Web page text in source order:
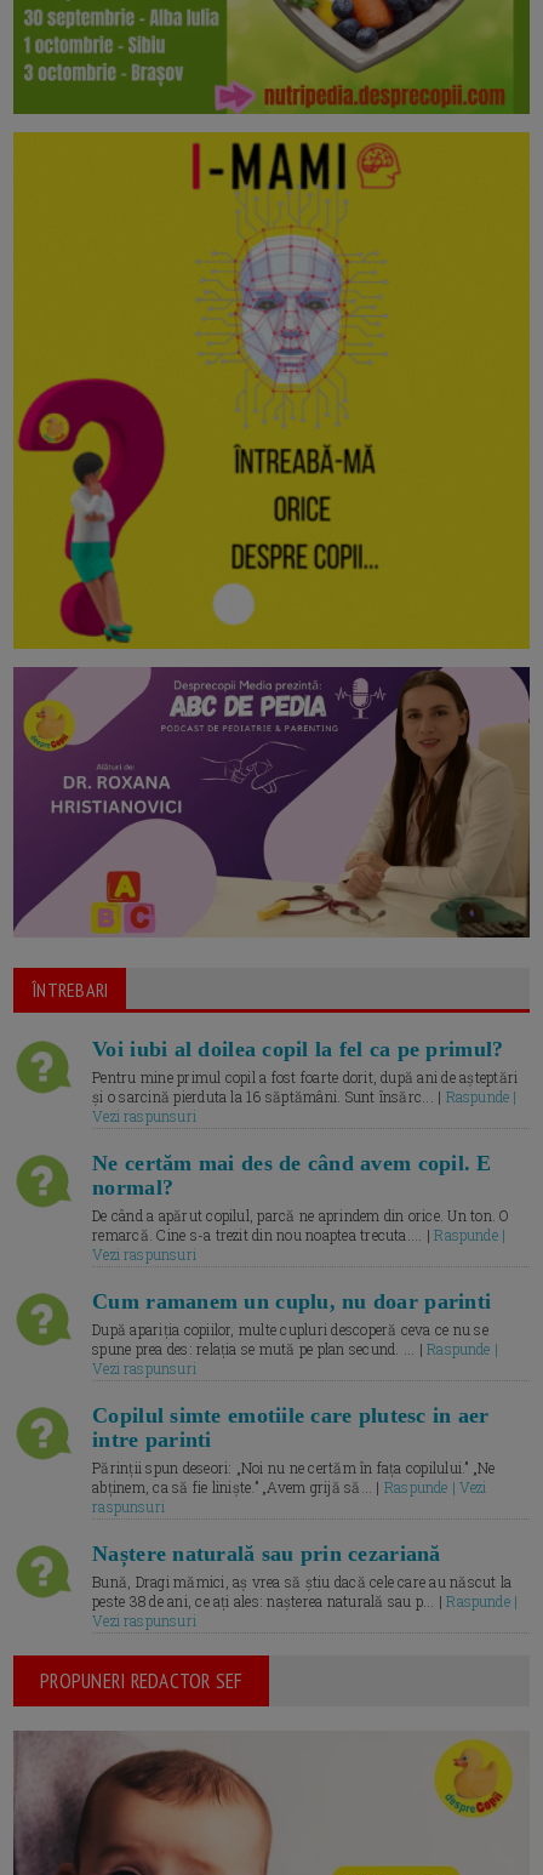
ÎNTREBARI
Voi iubi al doilea copil la fel ca pe primul?
Pentru mine primul copil a fost foarte dorit, după ani de așteptări
și o sarcină pierduta la 16 săptămâni. Sunt însărc... | Raspunde |
Vezi raspunsuri
Ne certăm mai des de când avem copil. E
normal?
De când a apărut copilul, parcă ne aprindem din orice. Un ton. O
remarcă. Cine s-a trezit din nou noaptea trecuta.... |Raspunde |
Vezi raspunsuri
Cum ramanem un cuplu, nu doar parinti
După apariția copiilor, multe cupluri descoperă ceva ce nu se
spune prea des: relația se mută pe plan secund. ... |Raspunde |
Vezi raspunsuri
Copilul simte emotiile care plutesc in aer
intre parinti
Părinții spun deseori: „Noi nu ne certăm în fața copilului.” „Ne
abținem, ca să fie liniște.” „Avem grijă să... | Raspunde | Vezi
raspunsuri
Naștere naturală sau prin cezariană
Bună, Dragi mămici, aș vrea să știu dacă cele care au născut la
peste 38 de ani, ce ați ales: nașterea naturală sau p... |Raspunde |
Vezi raspunsuri
PROPUNERI REDACTOR SEF